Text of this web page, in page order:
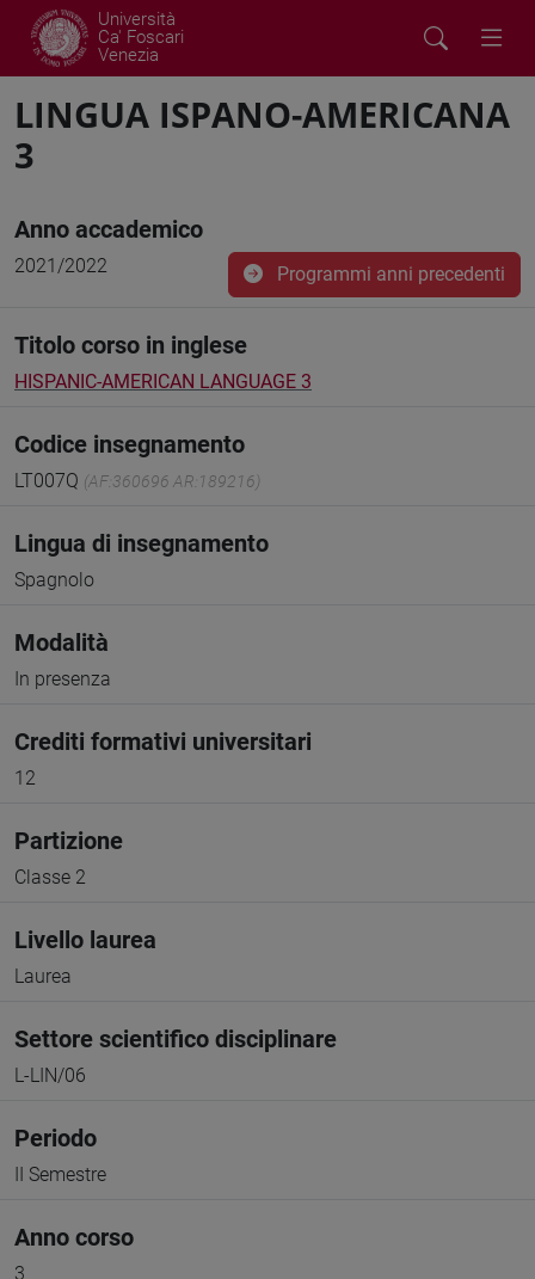
Università
Ca' Foscari
Venezia
LINGUA ISPANO-AMERICANA
3
Anno accademico
2021/2022 Programmi anni precedenti
Titolo corso in inglese
HISPANIC-AMERICAN LANGUAGE 3
Codice insegnamento
LT007Q (AF:360696 AR:189216)
Lingua di insegnamento
Spagnolo
Modalità
In presenza
Crediti formativi universitari
12
Partizione
Classe 2
Livello laurea
Laurea
Settore scientifico disciplinare
L-LIN/06
Periodo
II Semestre
Anno corso
3